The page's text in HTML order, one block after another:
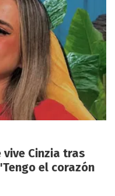
Cinzia tras
el corazón